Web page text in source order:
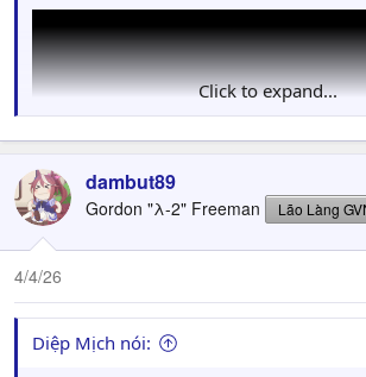
Click to expand...
dambut89
Gordon "λ-2" Freeman Lão Làng
4/4/26
Diệp Mịch nói: